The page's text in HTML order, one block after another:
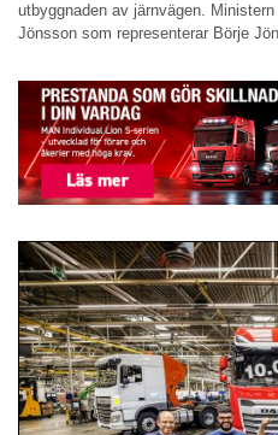
utbyggnaden av järnvägen.
Jönsson som representerar Börje